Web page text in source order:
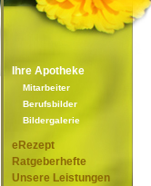
Ihre Apotheke
Mitarbeiter
Berufsbilder
Bildergalerie
eRezept
Ratgeberhefte
Unsere Leistungen